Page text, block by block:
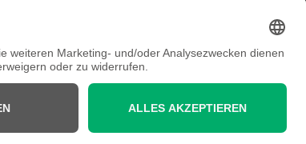
Juristisch betreut